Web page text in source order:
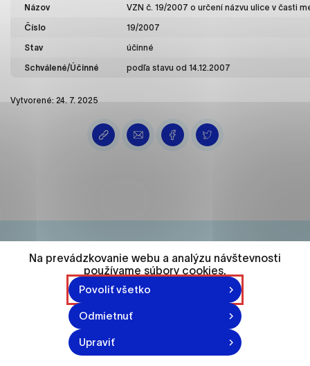
Názov VZN č. 19/2007 o určení názvu ulice v časti
Číslo 19/2007
Stav účinné
Schválené/Účinné podľa stavu od 14.12.2007
Vytvorené: 24. 7. 2025
74 548
870-871 n.l.
Na prevádzkovanie webu a analýzu návštevnosti
používame súbory cookies.
Povoliť všetko
Odmietnuť
Upraviť
Technické súbory cookie sú pre prevádzku
nevyhnutné a pomáhajú urobiť webové stránky
uplatniteľnými tým, že umožňujú základné funkcie,
ako je navigácia na stránke a prístup k
zabezpečeným oblastiam webovej stránky. Bez
fungovať.
Analytické cookies
zbierajú anonymne a nie je možné ich spojiť s
konkrétnou osobou.
Označiť všetko
Uložiť nastavenia
Viac informácií